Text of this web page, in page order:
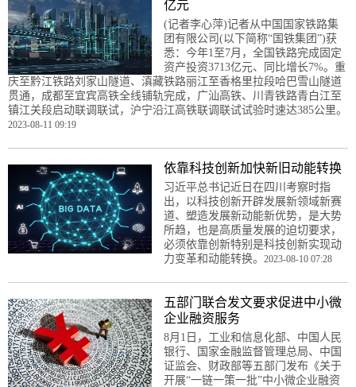
亿元
(记者李心萍)记者从中国国家铁路集
团有限公司(以下简称“国铁集团”)获
悉：今年1至7月，全国铁路完成固定
资产投资3713亿元、同比增长7%。重
庆至黔江铁路刘家山隧道、滇藏铁路丽江至香格里拉段哈巴雪山隧道
贯通，成都至宜宾高铁全线铺轨完成，广汕高铁、川青铁路青白江至
镇江关段启动联调联试，沪宁沿江高铁联调联试试验时速达385公里。
2023-08-11 09:19
依靠科技创新加快新旧动能转换
习近平总书记近日在四川考察时指
出，以科技创新开辟发展新领域新赛
道、塑造发展新动能新优势，是大势
所趋，也是高质量发展的迫切要求，
必须依靠创新特别是科技创新实现动
力变革和动能转换。 2023-08-10 07:28
五部门联合发文要求促进中小微
企业融资服务
8月1日，工业和信息化部、中国人民
银行、国家金融监督管理总局、中国
证监会、财政部等五部门发布《关于
开展“一链一策一批”中小微企业融资